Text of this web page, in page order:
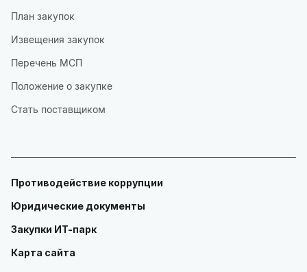
План закупок
Извещения закупок
Перечень МСП
Положение о закупке
Стать поставщиком
Противодействие коррупции
Юридические документы
Закупки ИТ-парк
Карта сайта